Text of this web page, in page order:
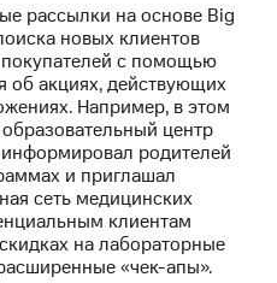
рассылки на основе Big
новых клиентов
с помощью
об акциях, действующих
Например, в этом
центр
родителей
и приглашал
сеть медицинских
клиентам
на лабораторные
«чек-апы».